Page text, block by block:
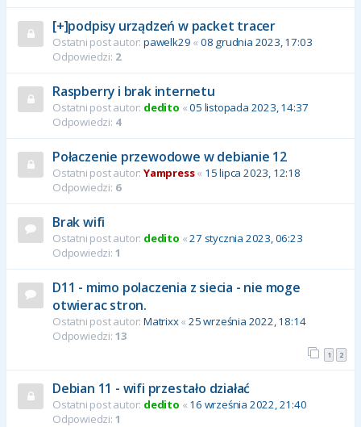
[+]podpisy urządzeń w packet tracer
Ostatni post autor: pawelk29 « 08 grudnia 2023, 17:03
Odpowiedzi: 2
Raspberry i brak internetu
Ostatni post autor: dedito «05 listopada 2023, 14:37
Odpowiedzi: 4
Połaczenie przewodowe w debianie 12
Ostatni post autor: Yampress« 15 lipca 2023, 12:18
Odpowiedzi: 6
Brak wifi
Ostatni post autor: dedito «27 stycznia 2023, 06:23
Odpowiedzi: 1
D11 - mimo polaczenia z siecia - nie moge
otwierac stron.
Ostatni post autor: Matrixx«25 września 2022, 18:14
Odpowiedzi: 13
1 2
Debian 11 - wifi przestało działać
Ostatni post autor: dedito « 16 września 2022, 21:40
Odpowiedzi: 1